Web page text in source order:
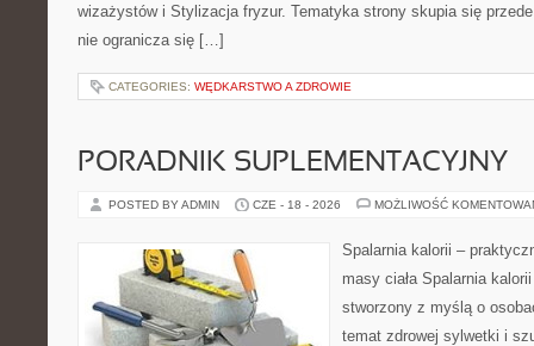
wizażystów i Stylizacja fryzur. Tematyka strony skupia się
nie ogranicza się […]
CATEGORIES: WĘDKARSTWO A ZDROWIE
PORADNIK SUPLEMENTACYJNY
POSTED BY ADMIN CZE - 18 - 2026 MOŻLIWOŚĆ
Spalarnia kalorii –
masy ciała Spalarnia
stworzony z myślą o
temat zdrowej sylwetki i